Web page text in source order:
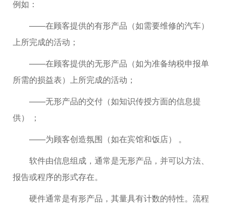
例如：
——在顾客提供的有形产品（如需要维修的汽车）
上所完成的活动；
——在顾客提供的无形产品（如为准备纳税申报单
所需的损益表）上所完成的活动；
——无形产品的交付（如知识传授方面的信息提
供） ；
——为顾客创造氛围（如在宾馆和饭店） 。
软件由信息组成，通常是无形产品，并可以方法、
报告或程序的形式存在。
硬件通常是有形产品，其量具有计数的特性。流程